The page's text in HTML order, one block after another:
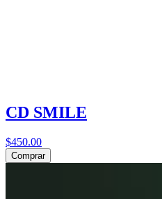
CD SMILE
$450.00
Comprar